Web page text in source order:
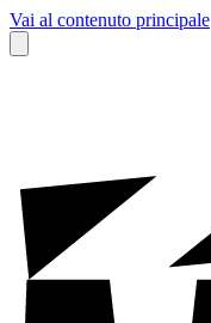
Vai al contenuto principale